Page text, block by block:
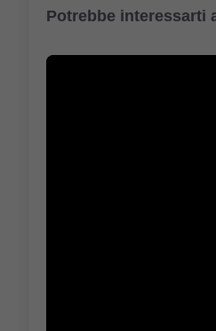
Potrebbe interessarti